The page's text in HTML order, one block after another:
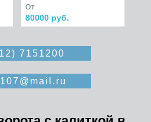
80000 руб.
От
7151200